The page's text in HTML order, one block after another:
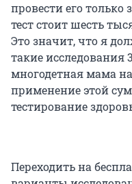
провести его
тест стоит шесть
Это значит, что я
такие исследования
многодетная мама
применение этой
тестирование
Переходить на